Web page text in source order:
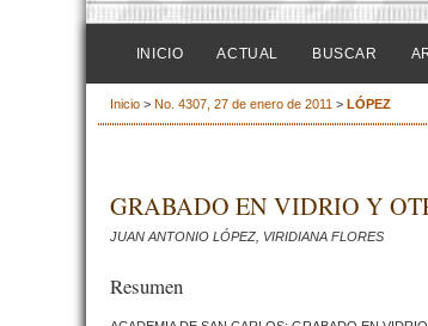
INICIO ACTUAL BUSCAR
Inicio > No. 4307, 27 de enero de 2011 > LÓPEZ
GRABADO EN VIDRIO Y
JUAN ANTONIO LÓPEZ, VIRIDIANA FLORES
Resumen